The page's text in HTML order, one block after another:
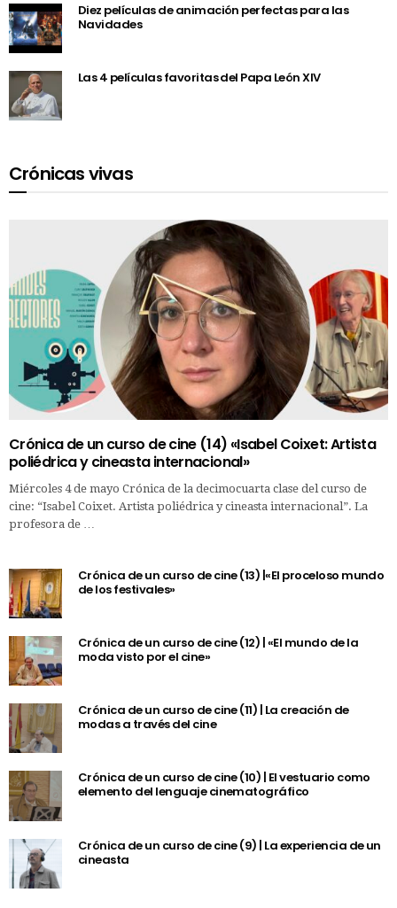
Diez películas de animación perfectas para las
Navidades
Las 4 películas favoritas del Papa León XIV
Crónicas vivas
Crónica de un curso de cine (14) «Isabel Coixet: Artista
poliédrica y cineasta internacional»
Miércoles 4 de mayo Crónica de la decimocuarta clase del curso de
cine: “Isabel Coixet. Artista poliédrica y cineasta internacional”. La
profesora de …
Crónica de un curso de cine (13) |«El proceloso mundo
de los festivales»
Crónica de un curso de cine (12) | «El mundo de la
moda visto por el cine»
Crónica de un curso de cine (11) | La creación de
modas a través del cine
Crónica de un curso de cine (10) | El vestuario como
elemento del lenguaje cinematográfico
Crónica de un curso de cine (9) | La experiencia de un
cineasta